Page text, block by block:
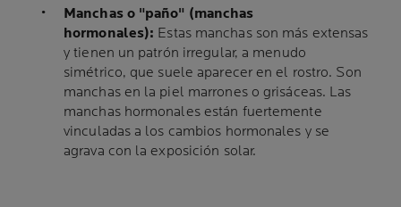
Manchas o "paño" (manchas
hormonales): Estas manchas son más extensas
y tienen un patrón irregular, a menudo
simétrico, que suele aparecer en el rostro. Son
manchas en la piel marrones o grisáceas. Las
manchas hormonales están fuertemente
vinculadas a los cambios hormonales y se
agrava con la exposición solar.